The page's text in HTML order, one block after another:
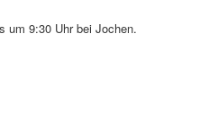
um 9:30 Uhr bei Jochen.